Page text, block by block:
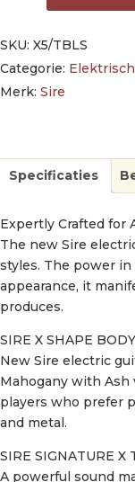
SKU: X5/TBLS
Categorie:
Merk: Sire
Specificaties
Expertly Crafted for
The new Sire
styles. The power
appearance, it
produces.
SIRE X SHAPE BODY
New Sire electric
Mahogany with Ash
players who prefer
and metal.
SIRE SIGNATURE X
A powerful sound